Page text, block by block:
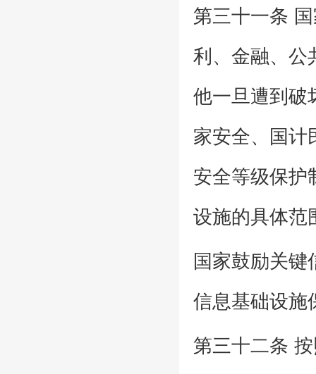
第三十一条
利、金融、公
他一旦遭到破
家安全、国计
安全等级保护
设施的具体范
国家鼓励关
信息基础设施
第三十二条